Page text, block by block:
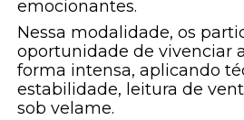
emocionantes.
Nessa modalidade, os
oportunidade de vivenciar
forma intensa, aplicando
estabilidade, leitura de
sob velame.